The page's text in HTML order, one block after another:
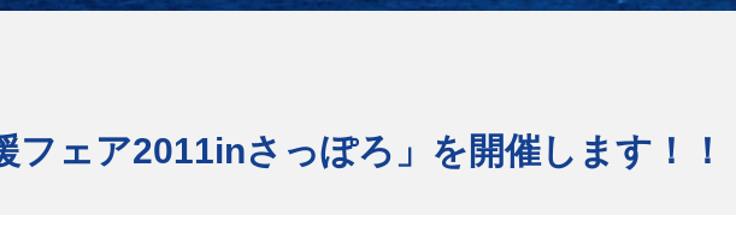
フェア2011inさっぽろ」を開催します！！